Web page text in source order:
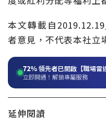
本文轉載自2019.12.19
者意見，不代表本社立
72%領先者已開啟【職場雷
立即開通！解鎖專屬服務
延伸閱讀